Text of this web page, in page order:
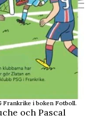
Frankrike i boken Fotboll.
och Pascal